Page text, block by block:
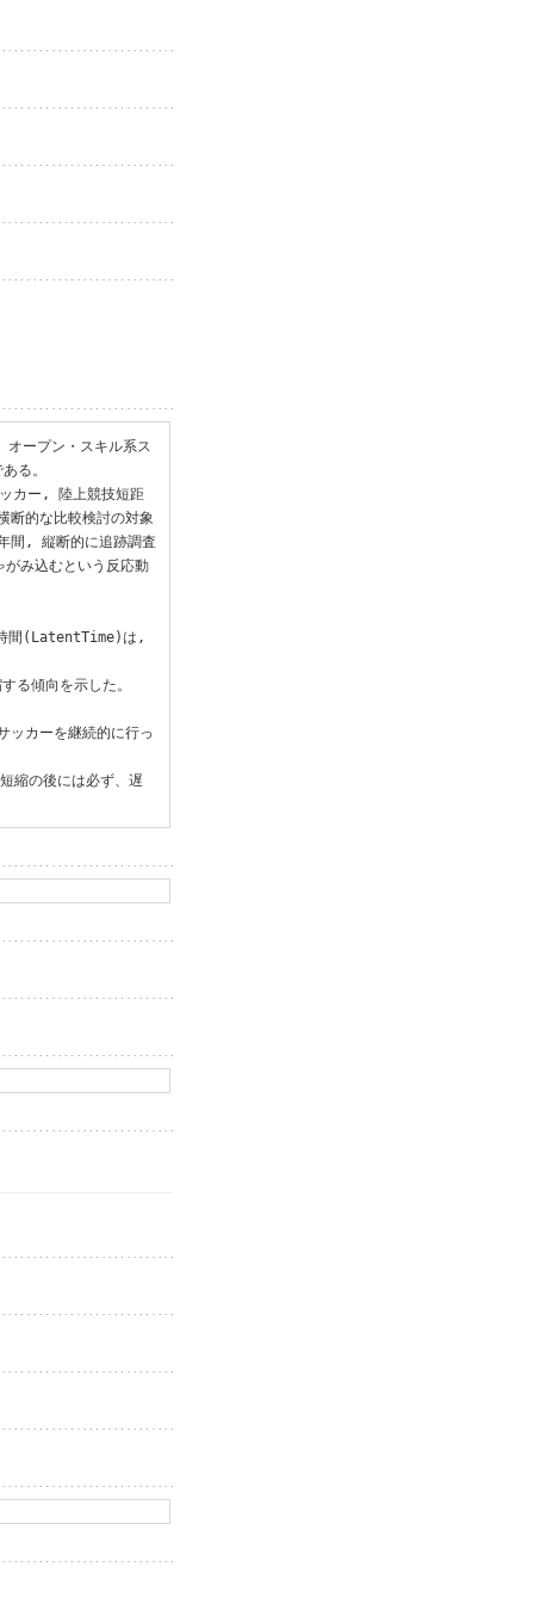
ープン・スキル系ス
る。
カー, 陸上競技短距
的な比較検討の対象
間, 縦断的に追跡調査
み込むという反応動
時間(LatentTime)は,
傾向を示した。
カーを継続的に行っ
縮の後には必ず、遅